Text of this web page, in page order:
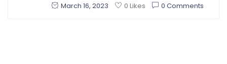
March 16, 2023 0 Likes 0 Comments